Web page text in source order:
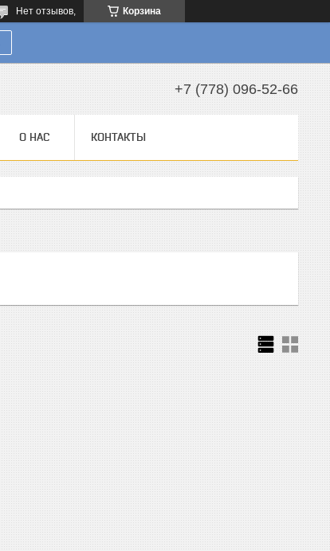
Корзина
Нет отзывов,
+7 (778) 096-52-66
О НАС КОНТАКТЫ